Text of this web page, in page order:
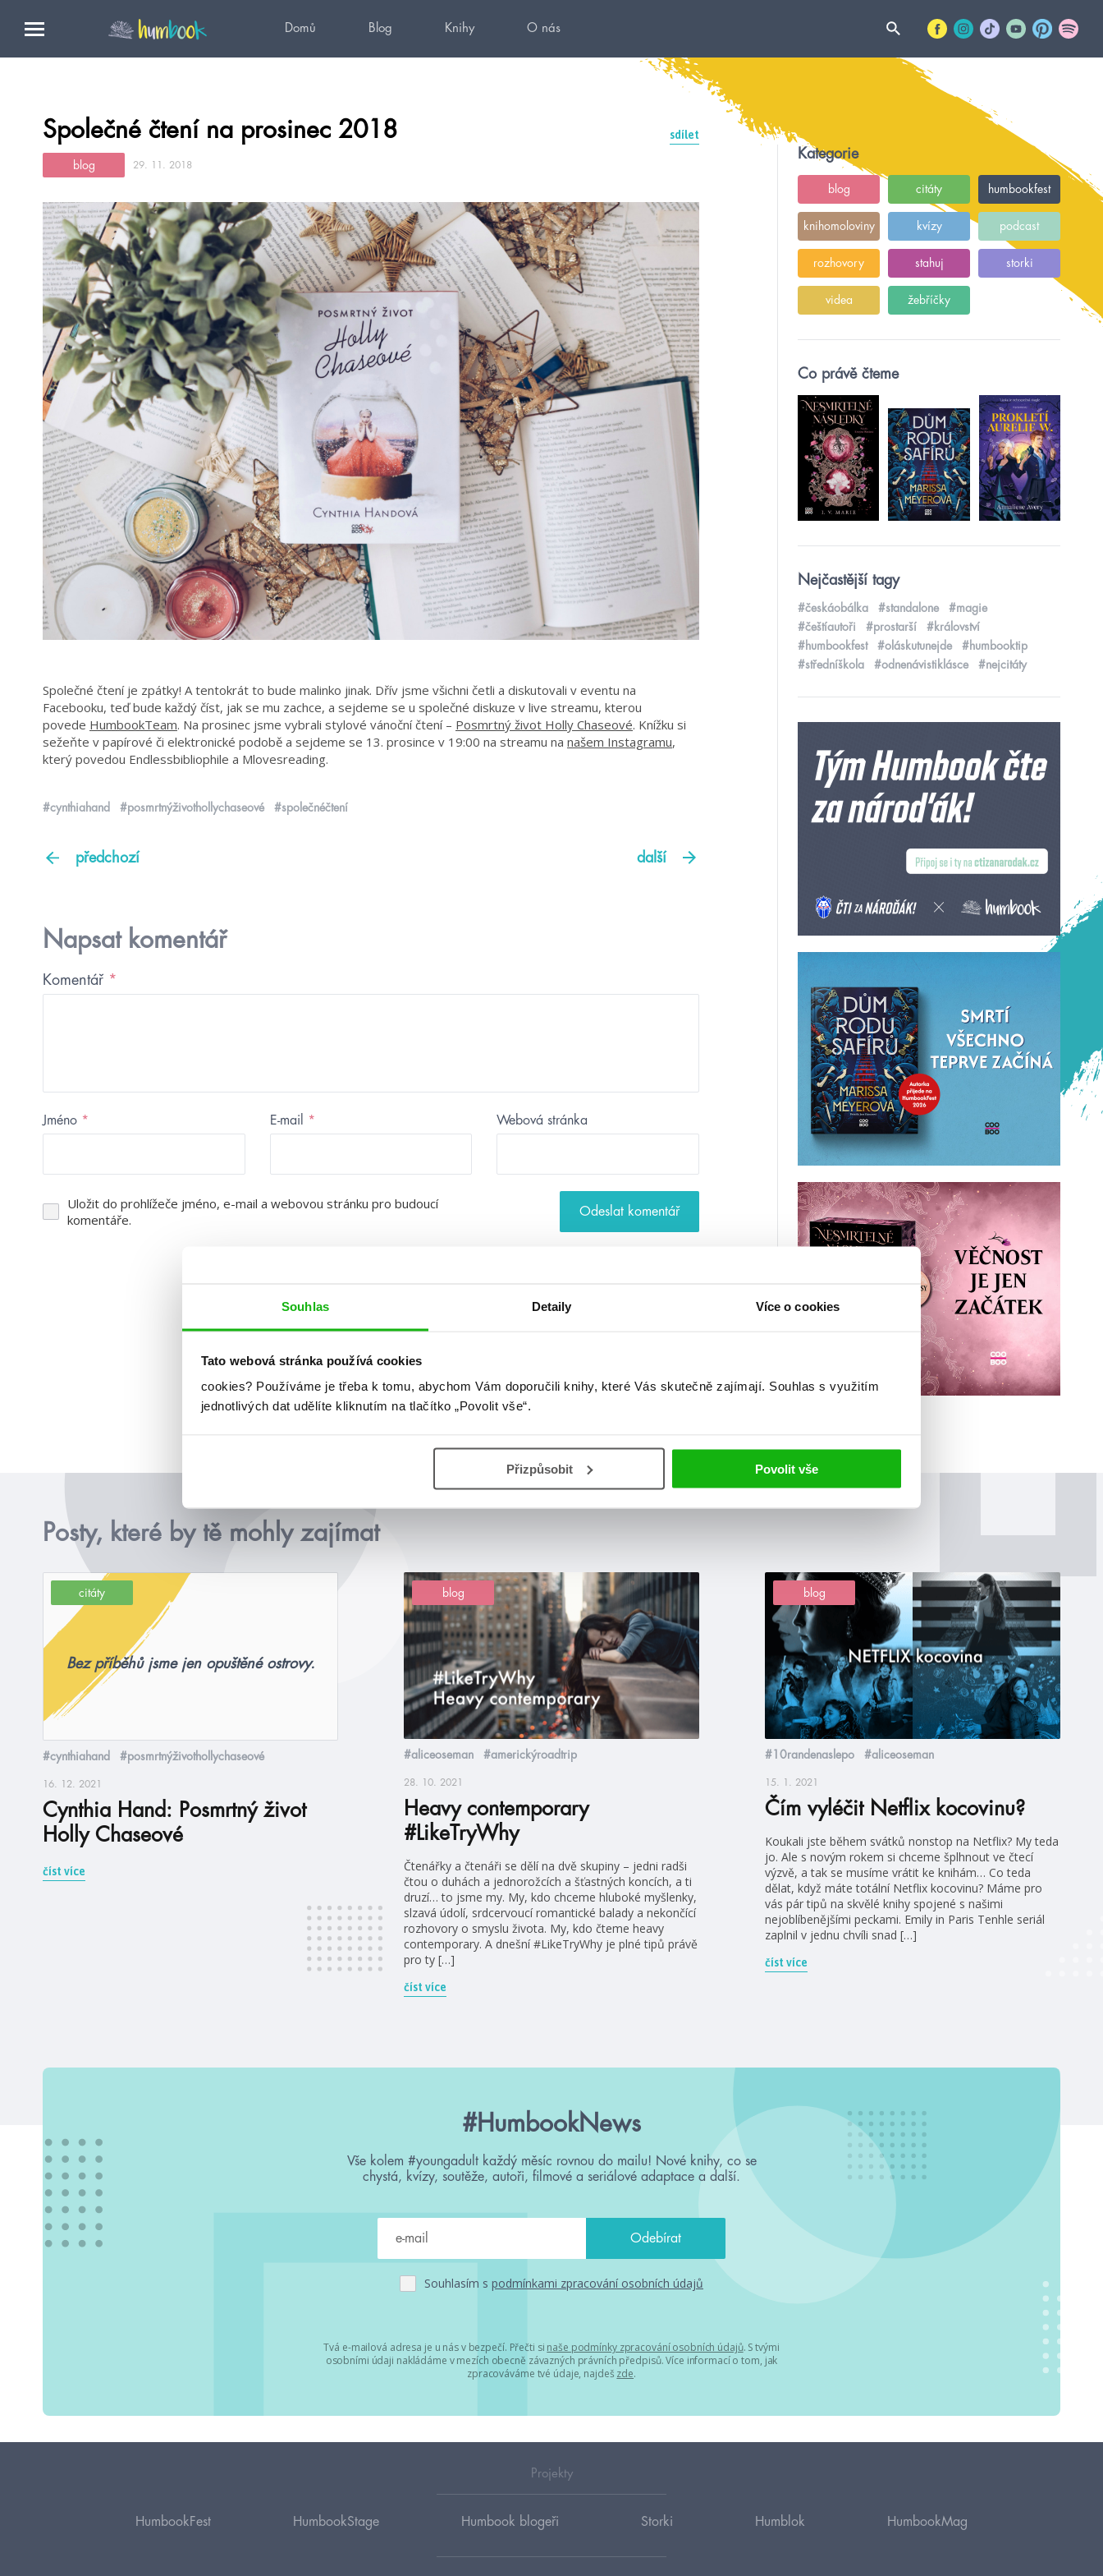
Souhlas Detaily Více o cookies
Tato webová stránka používá cookies
cookies? Používáme je třeba k tomu, abychom Vám doporučili knihy, které Vás skutečně zajímají. Souhlas s využitím
jednotlivých dat udělíte kliknutím na tlačítko „Povolit vše“.
Přizpůsobit Povolit vše
Domů Blog Knihy O nás
Společné čtení na prosinec 2018 sdílet
blog 29. 11. 2018
Společné čtení je zpátky! A tentokrát to bude malinko jinak. Dřív jsme všichni četli a diskutovali v eventu na
Facebooku, teď bude každý číst, jak se mu zachce, a sejdeme se u společné diskuze v live streamu, kterou
povede HumbookTeam. Na prosinec jsme vybrali stylové vánoční čtení – Posmrtný život Holly Chaseové. Knížku si
sežeňte v papírové či elektronické podobě a sejdeme se 13. prosince v 19:00 na streamu na našem Instagramu,
který povedou Endlessbibliophile a Mlovesreading.
#cynthiahand #posmrtnýživothollychaseové #společnéčtení
předchozí další
Napsat komentář
Komentář *
Jméno * E-mail * Webová stránka
Uložit do prohlížeče jméno, e-mail a webovou stránku pro budoucí
komentáře.
Kategorie
blog citáty humbookfest
knihomoloviny kvízy podcast
rozhovory stahuj storki
videa žebříčky
Co právě čteme
Nejčastější tagy
#českáobálka #standalone
#magie
#češtíautoři
#prostarší
#království
#humbookfest
#oláskutunejde
#humbooktip
#středníškola
#odnenávistiklásce #nejcitáty
Posty, které by tě mohly zajímat
citáty
Bez příběhů jsme jen opuštěné ostrovy.
#cynthiahand #posmrtnýživothollychaseové
16. 12. 2021
Cynthia Hand: Posmrtný život
Holly Chaseové
číst více
blog
#aliceoseman #americkýroadtrip
28. 10. 2021
Heavy contemporary
#LikeTryWhy
Čtenářky a čtenáři se dělí na dvě skupiny – jedni radši
čtou o duhách a jednorožcích a šťastných koncích, a ti
druzí… to jsme my. My, kdo chceme hluboké myšlenky,
slzavá údolí, srdcervoucí romantické balady a nekončící
rozhovory o smyslu života. My, kdo čteme heavy
contemporary. A dnešní #LikeTryWhy je plné tipů právě
pro ty […]
číst více
blog
#10randenaslepo #aliceoseman
15. 1. 2021
Čím vyléčit Netflix kocovinu?
Koukali jste během svátků nonstop na Netflix? My teda
jo. Ale s novým rokem si chceme šplhnout ve čtecí
výzvě, a tak se musíme vrátit ke knihám… Co teda
dělat, když máte totální Netflix kocovinu? Máme pro
vás pár tipů na skvělé knihy spojené s našimi
nejoblíbenějšími peckami. Emily in Paris Tenhle seriál
zaplnil v jednu chvíli snad […]
číst více
#HumbookNews
Vše kolem #youngadult každý měsíc rovnou do mailu! Nové knihy, co se
chystá, kvízy, soutěže, autoři, filmové a seriálové adaptace a další.
Souhlasím s podmínkami zpracování osobních údajů
Tvá e-mailová adresa je u nás v bezpečí. Přečti si naše podmínky zpracování osobních údajů. S tvými
osobními údaji nakládáme v mezích obecně závazných právních předpisů. Více informací o tom, jak
zpracováváme tvé údaje, najdeš zde.
Projekty
HumbookFest HumbookStage Humbook blogeři Storki Humblok HumbookMag